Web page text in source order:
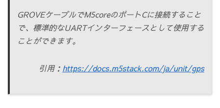
GROVEケーブルでM5coreのポートCに接続すること
で、標準的なUARTインターフェースとして使用する
ことができます。
引用： https://docs.m5stack.com/ja/unit/gps